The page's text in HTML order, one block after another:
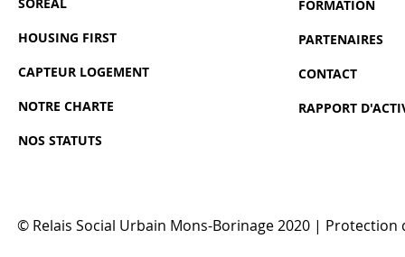
HOUSING FIRST
CAPTEUR LOGEMENT
NOTRE CHARTE
NOS STATUTS
FORMATION
PARTENAIRES
CONTACT
RAPPORT
© Relais Social Urbain Mons-Borinage 2020 | Protection